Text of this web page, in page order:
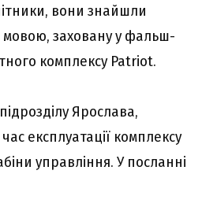
вони знайшли
мовою, заховану у фальш-
комплексу Patriot.
Ярослава,
експлуатації комплексу
управління. У посланні